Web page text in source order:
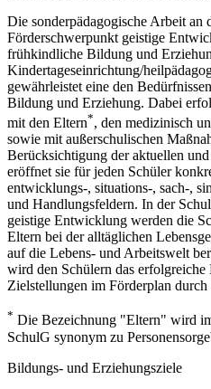
Die sonderpädagogische Arbeit an
Förderschwerpunkt geistige
frühkindliche Bildung und
Kindertageseinrichtung/
gewährleistet eine den
Bildung und Erziehung. Dabei
mit den Eltern*, den medizinisch
sowie mit außerschulischen
Berücksichtigung der aktuellen
eröffnet sie für jeden Schüler
entwicklungs-, situations-, sach-,
und Handlungsfeldern. In der
geistige Entwicklung werden die
Eltern bei der alltäglichen
auf die Lebens- und Arbeitswelt
wird den Schülern das
Zielstellungen im Förderplan
* Die Bezeichnung "Eltern" wird
SchulG synonym zu
Bildungs- und Erziehungsziele